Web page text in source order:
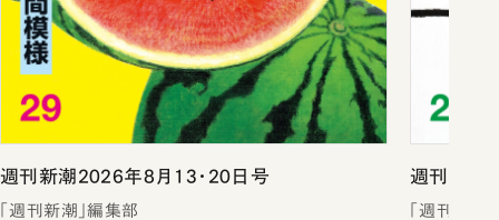
週刊新潮2026年8月13・20日号
「週刊新潮」編集部
週刊新潮
「週刊新潮